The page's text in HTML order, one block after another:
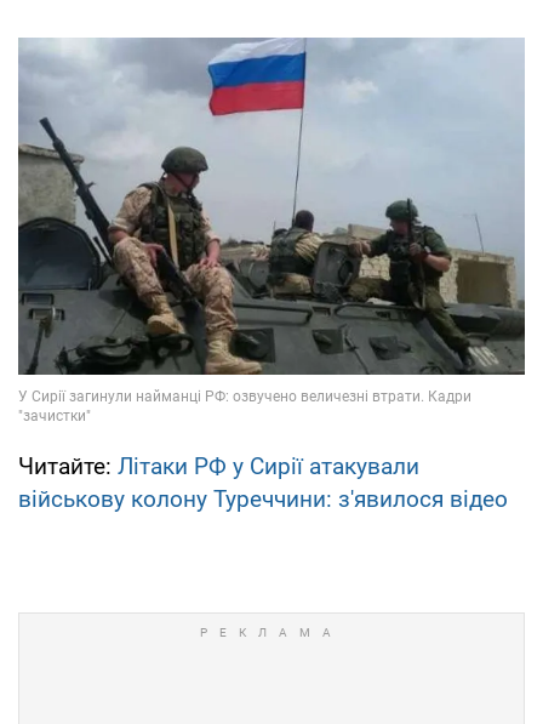
Читайте: Літаки РФ у Сирії атакували
військову колону Туреччини: з'явилося відео